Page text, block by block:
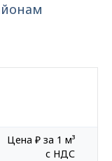
Цена ₽ за 1 м³
с НДС